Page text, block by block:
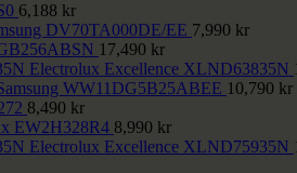
6,188 kr
DV70TA000DE/EE 7,990 kr
17,490 kr
Electrolux Excellence XLND63835N
WW11DG5B25ABEE 10,790 kr
8,490 kr
EW2H328R4 8,990 kr
Electrolux Excellence XLND75935N